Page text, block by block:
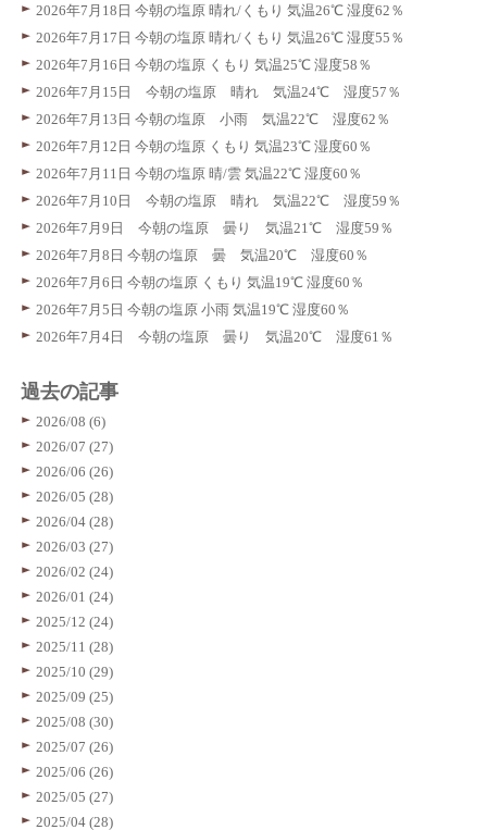
2026年7月18日 今朝の塩原 晴れ/くもり 気温26℃ 湿度62％
2026年7月17日 今朝の塩原 晴れ/くもり 気温26℃ 湿度55％
2026年7月16日 今朝の塩原 くもり 気温25℃ 湿度58％
2026年7月15日 今朝の塩原 晴れ 気温24℃ 湿度57％
2026年7月13日 今朝の塩原 小雨 気温22℃ 湿度62％
2026年7月12日 今朝の塩原 くもり 気温23℃ 湿度60％
2026年7月11日 今朝の塩原 晴/雲 気温22℃ 湿度60％
2026年7月10日 今朝の塩原 晴れ 気温22℃ 湿度59％
2026年7月9日 今朝の塩原 曇り 気温21℃ 湿度59％
2026年7月8日 今朝の塩原 曇 気温20℃ 湿度60％
2026年7月6日 今朝の塩原 くもり 気温19℃ 湿度60％
2026年7月5日 今朝の塩原 小雨 気温19℃ 湿度60％
2026年7月4日 今朝の塩原 曇り 気温20℃ 湿度61％
過去の記事
2026/08 (6)
2026/07 (27)
2026/06 (26)
2026/05 (28)
2026/04 (28)
2026/03 (27)
2026/02 (24)
2026/01 (24)
2025/12 (24)
2025/11 (28)
2025/10 (29)
2025/09 (25)
2025/08 (30)
2025/07 (26)
2025/06 (26)
2025/05 (27)
2025/04 (28)